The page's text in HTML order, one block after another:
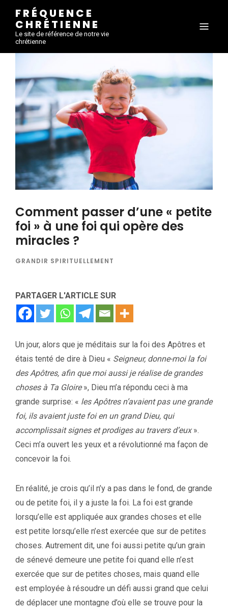
FRÉQUENCE
CHRÉTIENNE
Le site de référence de notre vie
chrétienne
Comment passer d’une « petite
foi » à une foi qui opère des
miracles ?
GRANDIR SPIRITUELLEMENT
PARTAGER L'ARTICLE SUR
Un jour, alors que je méditais sur la foi des Apôtres et
étais tenté de dire à Dieu « Seigneur, donne-moi la foi
des Apôtres, afin que moi aussi je réalise de grandes
choses à Ta Gloire», Dieu m’a répondu ceci à ma
grande surprise: « les Apôtres n’avaient pas une grande
foi, ils avaient juste foi en un grand Dieu, qui
accomplissait signes et prodiges au travers d’eux».
Ceci m’a ouvert les yeux et a révolutionné ma façon de
concevoir la foi.
En réalité, je crois qu’il n’y a pas dans le fond, de grande
ou de petite foi, il y a juste la foi. La foi est grande
lorsqu’elle est appliquée aux grandes choses et elle
est petite lorsqu’elle n’est exercée que sur de petites
choses. Autrement dit, une foi aussi petite qu’un grain
de sénevé demeure une petite foi quand elle n’est
exercée que sur de petites choses, mais quand elle
est employée à résoudre un défi aussi grand que celui
de déplacer une montagne d’où elle se trouve pour la